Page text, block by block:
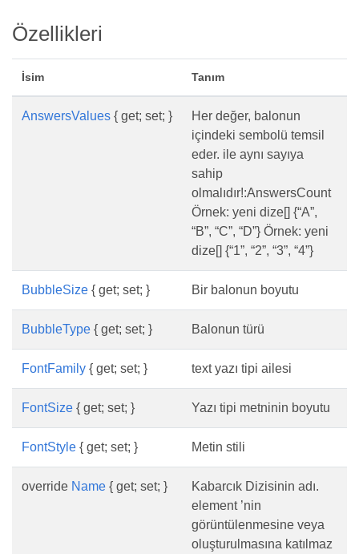
Özellikleri
İsim Tanım
AnswersValues { get; set; }
Her değer, balonun
içindeki sembolü temsil
eder. ile aynı sayıya
sahip
olmalıdır!:AnswersCount
Örnek: yeni dize[] {“A”,
“B”, “C”, “D”} Örnek: yeni
dize[] {“1”, “2”, “3”, “4”}
BubbleSize { get; set; } Bir balonun boyutu
BubbleType { get; set; } Balonun türü
FontFamily { get; set; } text yazı tipi ailesi
FontSize { get; set; } Yazı tipi metninin boyutu
FontStyle { get; set; } Metin stili
override Name { get; set; }
Kabarcık Dizisinin adı.
element ’nin
görüntülenmesine veya
oluşturulmasına katılmaz